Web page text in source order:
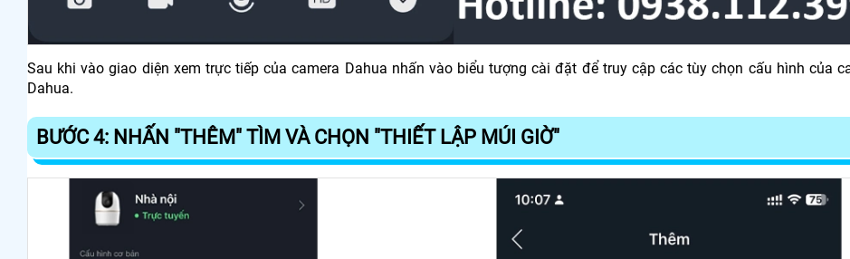
Sau khi vào giao diện xem trực tiếp của camera Dahua nhấn vào biểu tượng cài đặt để truy cập các tùy chọn cấu hình của
Dahua.
BƯỚC 4: NHẤN "THÊM" TÌM VÀ CHỌN "THIẾT LẬP MÚI GIỜ"